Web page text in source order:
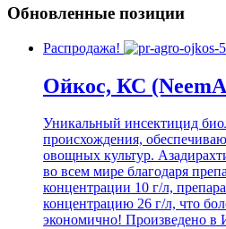
Обновленные позиции
Распродажа!
Ойкос, КС
Уникальный инсектицид
происхождения,
овощных культур.
во всем мире благодаря
концентрации 10 г/л,
концентрацию 26 г/л, что
экономично! Произведено в